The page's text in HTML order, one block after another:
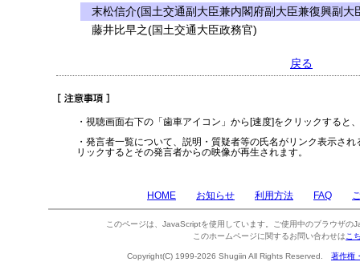
末松信介(国土交通副大臣兼内閣府副大臣兼復興副大
藤井比早之(国土交通大臣政務官)
戻る
・視聴画面右下の「歯車アイコン」から[速度]をクリックすると
・発言者一覧について、説明・質疑者等の氏名がリンク表示さ
リックするとその発言者からの映像が再生されます。
HOME お知らせ 利用方法 FAQ
このページは、JavaScriptを使用しています。ご使用中のブラウザの
このホームページに関するお問い合わせは こ
Copyright(C) 1999-2026 Shugiin All Rights Reserved. 著作権